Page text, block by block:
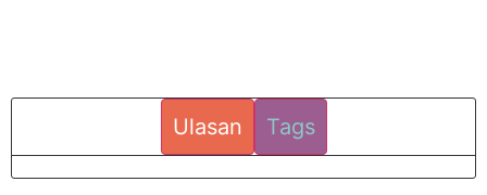
Ulasan Tags